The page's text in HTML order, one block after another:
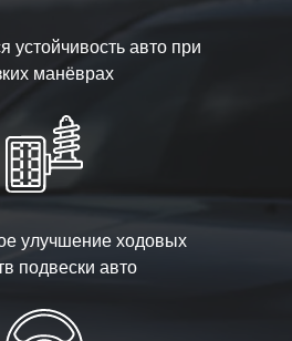
устойчивость авто при
манёврах
улучшение ходовых
подвески авто